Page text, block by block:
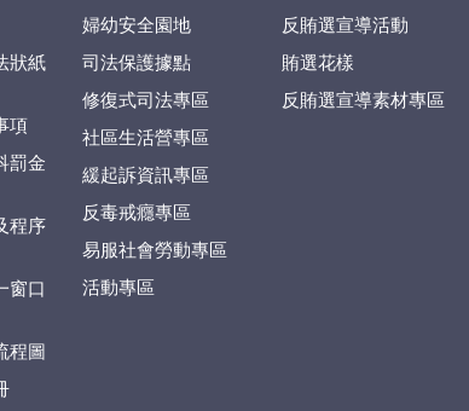
狀紙
項
罰金
程序
窗口
程圖
婦幼安全園地
司法保護據點
修復式司法專區
社區生活營專區
緩起訴資訊專區
反毒戒癮專區
易服社會勞動專區
活動專區
反賄選宣導活動
賄選花樣
反賄選宣導素材專區